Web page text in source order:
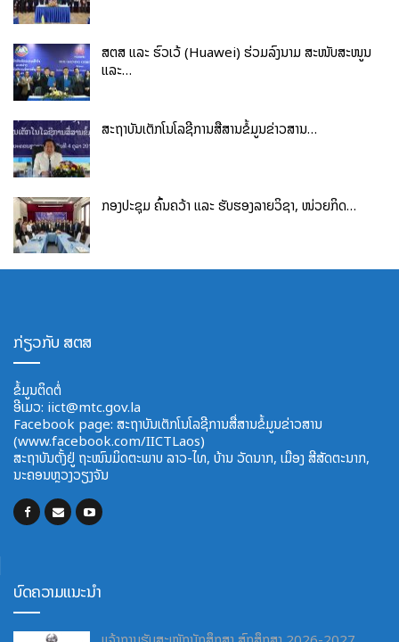
ສຕສ ແລະ ຮົວເວ້ (Huawei) ຮ່ວມລົງນາມ ສະໜັບສະໜູນ
ແລະ…
ສະຖາບັນເຕັກໂນໂລຊີການສື່ສານຂໍ້ມູນຂ່າວສານ…
ກອງປະຊຸມ ຄົ້ນຄວ້າ ແລະ ຮັບຮອງລາຍວິຊາ, ໜ່ວຍກິດ…
ກ່ຽວກັບ ສຕສ
ຂໍ້ມູນຕິດຕໍ່
ອີ​ເມວ: iict@mtc.gov.la
Facebook page: ສະຖາບັນເຕັກໂນໂລຊີການສື່ສານຂໍ້ມູນຂ່າວສານ
(www.facebook.com/IICTLaos)
ສະ​ຖາ​ບັນ​ຕັ້ງຢູ່ ຖະໜົນມິດຕະພາບ​ ລາວ​-ໄທ, ບ້ານ ວັດ​ນາກ, ​ເມືອງ ສີ​ສັດຕະ​ນາກ,
ນະຄອນຫຼວງວຽງຈັນ
ບົດຄວາມແນະນຳ